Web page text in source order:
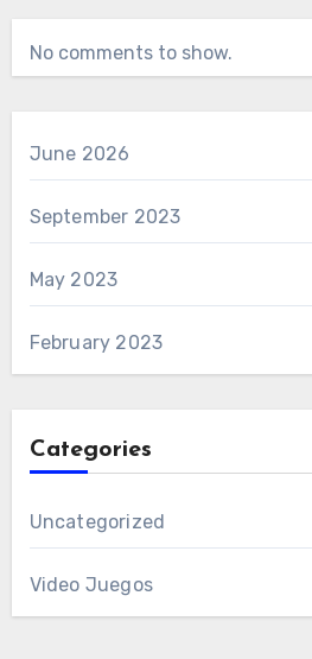
No comments to show.
June 2026
September 2023
May 2023
February 2023
Categories
Uncategorized
Video Juegos